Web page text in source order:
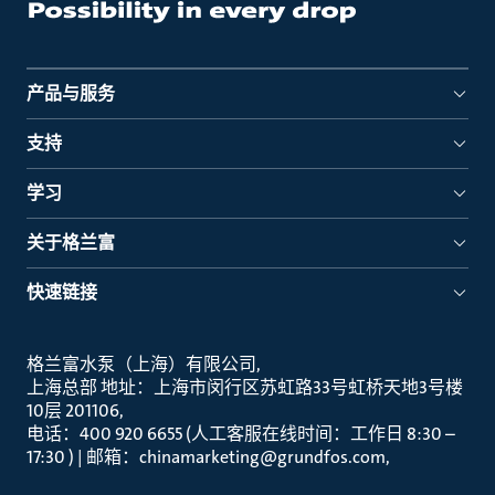
产品与服务
支持
学习
关于格兰富
快速链接
格兰富水泵（上海）有限公司
上海总部 地址：上海市闵行区苏虹路33号虹桥天地3号楼
10层 201106
电话：400 920 6655 (人工客服在线时间：工作日 8:30 –
17:30 ) | 邮箱：chinamarketing@grundfos.com